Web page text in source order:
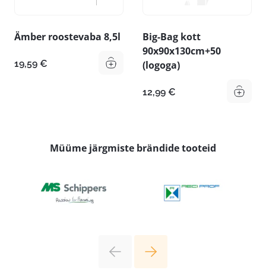
Ämber roostevaba 8,5l
19,59 €
Big-Bag kott
90x90x130cm+50
(logoga)
12,99 €
Müüme järgmiste brändide tooteid